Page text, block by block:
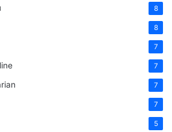
8
8
7
7
7
7
5